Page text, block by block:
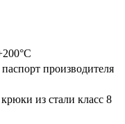
производителя
из стали класс 8